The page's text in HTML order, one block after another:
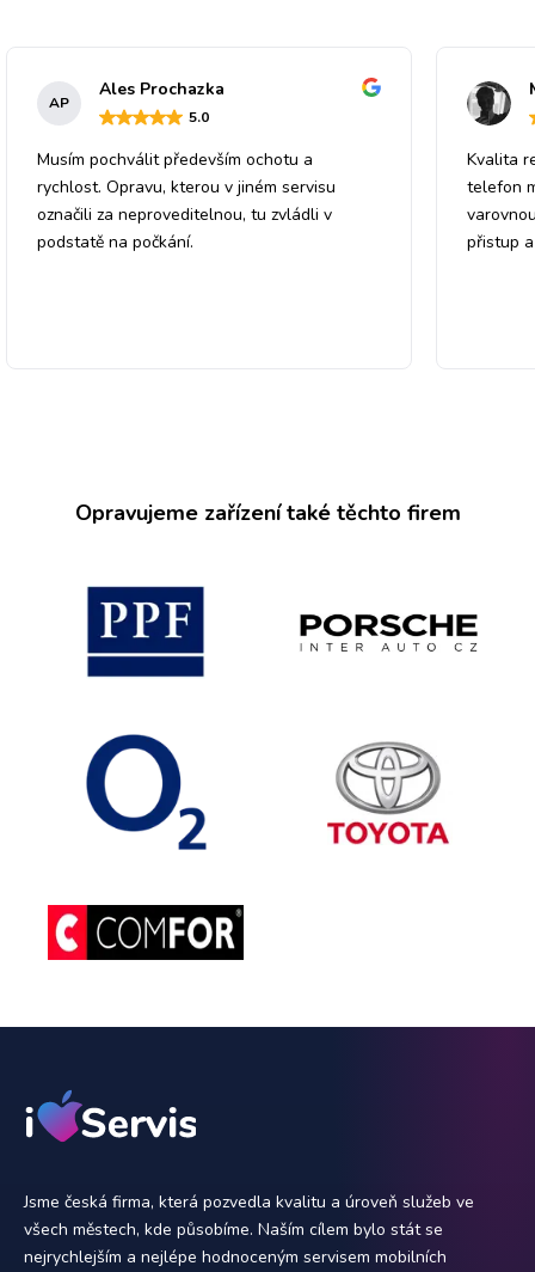
AP
Ales Prochazka
5.0
Musím pochválit především ochotu a
rychlost. Opravu, kterou v jiném servisu
označili za neproveditelnou, tu zvládli v
podstatě na počkání.
Kvalita
telefon
přistup
Opravujeme zařízení také těchto firem
Jsme česká firma, která pozvedla kvalitu a úroveň služeb ve
všech městech, kde působíme. Naším cílem bylo stát se
nejrychlejším a nejlépe hodnoceným servisem mobilních